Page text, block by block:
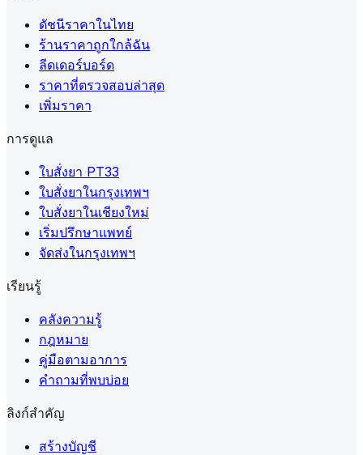
ดัชนีราคาในไทย
ร้านราคาถูกใกล้ฉัน
ลีดเดอร์บอร์ด
ราคาที่ตรวจสอบล่าสุด
เพิ่มราคา
การดูแล
ใบสั่งยา PT33
ใบสั่งยาในกรุงเทพฯ
ใบสั่งยาในเชียงใหม่
เริ่มปรึกษาแพทย์
จัดส่งในกรุงเทพฯ
เรียนรู้
คลังความรู้
กฎหมาย
คู่มือตามอาการ
คำถามที่พบบ่อย
ลิงก์สำคัญ
สร้างบัญชี